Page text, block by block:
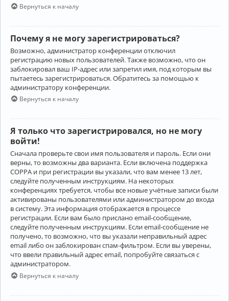
Вернуться к началу
Почему я не могу зарегистрироваться?
Возможно, администратор конференции отключил
регистрацию новых пользователей. Также возможно, что он
заблокировал ваш IP-адрес или запретил имя, под которым вы
пытаетесь зарегистрироваться. Обратитесь за помощью к
администратору конференции.
Вернуться к началу
Я только что зарегистрировался, но не могу
войти!
Сначала проверьте свои имя пользователя и пароль. Если они
верны, то возможны два варианта. Если включена поддержка
COPPA и при регистрации вы указали, что вам менее 13 лет,
следуйте полученным инструкциям. На некоторых
конференциях требуется, чтобы все новые учётные записи были
активированы пользователями или администратором до входа
в систему. Эта информация отображается в процессе
регистрации. Если вам было прислано email-сообщение,
следуйте полученным инструкциям. Если email-сообщение не
получено, то возможно, что вы указали неправильный адрес
email либо он заблокирован спам-фильтром. Если вы уверены,
что ввели правильный адрес email, попробуйте связаться с
администратором.
Вернуться к началу